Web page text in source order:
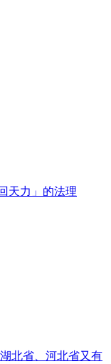
天力」的法理
北省、河北省又有